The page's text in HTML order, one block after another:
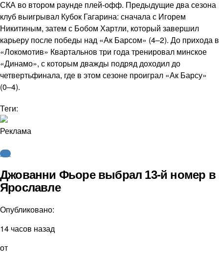
СКА во втором раунде плей-офф. Предыдущие два сезона
клуб выигрывал Кубок Гагарина: сначала с Игорем
Никитиным, затем с Бобом Хартли, который завершил
карьеру после победы над «Ак Барсом» (4–2). До прихода в
«Локомотив» Квартальнов три года тренировал минское
«Динамо», с которым дважды подряд доходил до
четвертьфинала, где в этом сезоне проиграл «Ак Барсу»
(0–4).
Теги:
Реклама
КХЛ
Джованни Фьоре выбрал 13-й номер в
Ярославле
Опубликовано:
14 часов назад
от